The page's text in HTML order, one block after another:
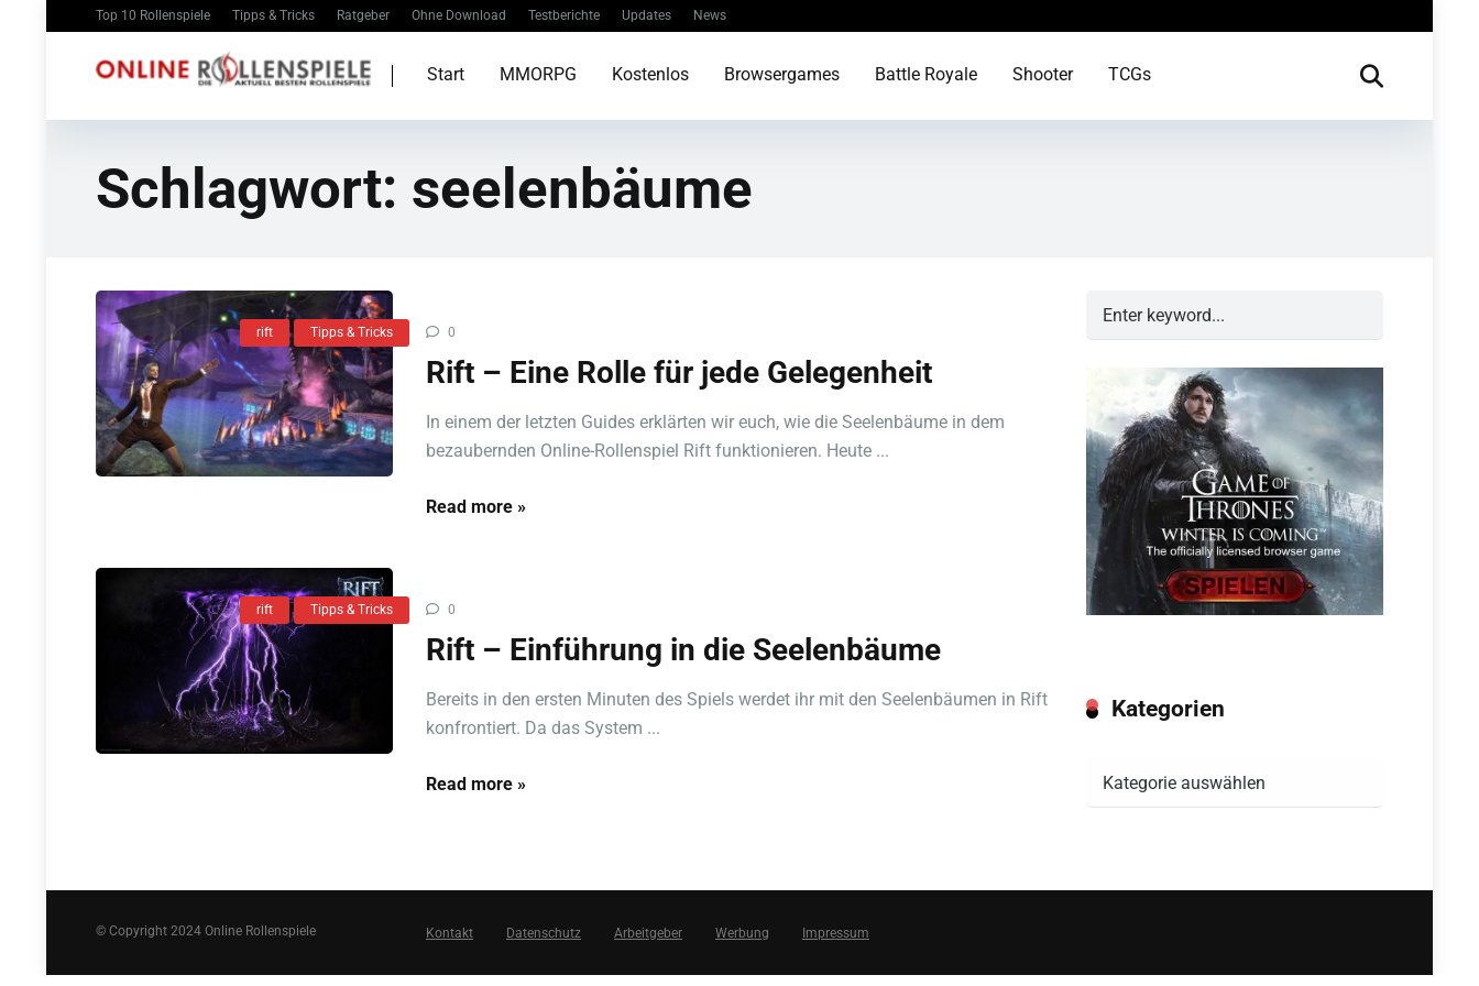
Top 10 Rollenspiele Tipps & Tricks Ratgeber Ohne Download Testberichte Updates News
Start MMORPG Kostenlos Browsergames Battle Royale Shooter TCGs
Schlagwort: seelenbäume
rift Tipps & Tricks 0
Rift – Eine Rolle für jede Gelegenheit
In einem der letzten Guides erklärten wir euch, wie die Seelenbäume in dem
bezaubernden Online-Rollenspiel Rift funktionieren. Heute ...
Read more »
rift Tipps & Tricks 0
Rift – Einführung in die Seelenbäume
Bereits in den ersten Minuten des Spiels werdet ihr mit den Seelenbäumen in Rift
konfrontiert. Da das System ...
Read more »
Kategorien
© Copyright 2024 Online Rollenspiele Kontakt Datenschutz Arbeitgeber Werbung Impressum